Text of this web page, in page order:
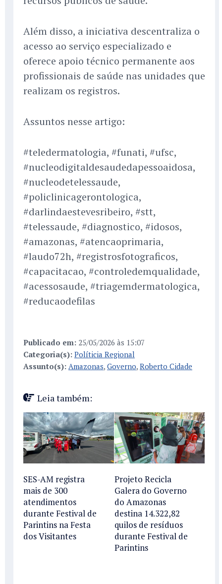
Além disso, a iniciativa descentraliza o
acesso ao serviço especializado e
oferece apoio técnico permanente aos
profissionais de saúde nas unidades que
realizam os registros.
Assuntos nesse artigo:
#teledermatologia, #funati, #ufsc,
#nucleodigitaldesaudedapessoaidosa,
#nucleodetelessaude,
#policlinicagerontologica,
#darlindaestevesribeiro, #stt,
#telessaude, #diagnostico, #idosos,
#amazonas, #atencaoprimaria,
#laudo72h, #registrosfotograficos,
#capacitacao, #controledemqualidade,
#acessosaude, #triagemdermatologica,
#reducaodefilas
Publicado em: 25/05/2026 às 15:07
Categoria(s): Políticia Regional
Assunto(s): Amazonas, Governo, Roberto Cidade
Leia também:
SES-AM registra
mais de 300
atendimentos
durante Festival de
Parintins na Festa
dos Visitantes
Projeto Recicla
Galera do Governo
do Amazonas
destina 14.322,82
quilos de resíduos
durante Festival de
Parintins